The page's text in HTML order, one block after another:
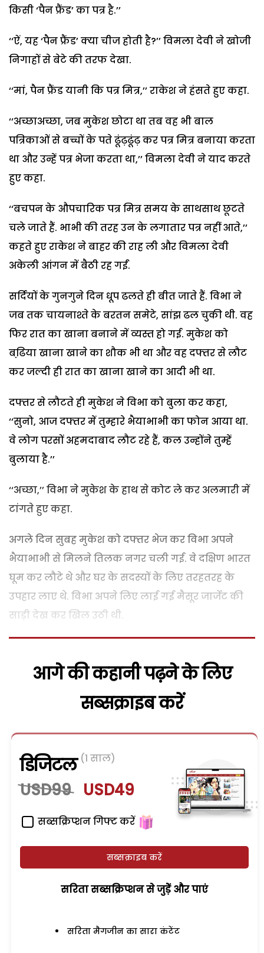
किसी ‘पैन फ्रैंड’ का पत्र है.’’
‘‘ऐं, यह ‘पैन फ्रैंड’ क्या चीज होती है?’’ विमला देवी ने खोजी
निगाहों से बेटे की तरफ देखा.
‘‘मां, पैन फ्रैंड यानी कि पत्र मित्र,’’ राकेश ने हंसते हुए कहा.
‘‘अच्छाअच्छा, जब मुकेश छोटा था तब वह भी बाल
पत्रिकाओं से बच्चों के पते ढूंढ़ढूंढ़ कर पत्र मित्र बनाया करता
था और उन्हें पत्र भेजा करता था,’’ विमला देवी ने याद करते
हुए कहा.
‘‘बचपन के औपचारिक पत्र मित्र समय के साथसाथ छूटते
चले जाते हैं. भाभी की तरह उन के लगातार पत्र नहीं आते,’’
कहते हुए राकेश ने बाहर की राह ली और विमला देवी
अकेली आंगन में बैठी रह गईं.
सर्दियों के गुनगुने दिन धूप ढलते ही बीत जाते हैं. विभा ने
जब तक चायनाश्ते के बरतन समेटे, सांझ ढल चुकी थी. वह
फिर रात का खाना बनाने में व्यस्त हो गई. मुकेश को
बढि़या खाना खाने का शौक भी था और वह दफ्तर से लौट
कर जल्दी ही रात का खाना खाने का आदी भी था.
दफ्तर से लौटते ही मुकेश ने विभा को बुला कर कहा,
‘‘सुनो, आज दफ्तर में तुम्हारे भैयाभाभी का फोन आया था.
वे लोग परसों अहमदाबाद लौट रहे हैं, कल उन्होंने तुम्हें
बुलाया है.’’
‘‘अच्छा,’’ विभा ने मुकेश के हाथ से कोट ले कर अलमारी में
टांगते हुए कहा.
अगले दिन सुबह मुकेश को दफ्तर भेज कर विभा अपने
भैयाभाभी से मिलने तिलक नगर चली गई. वे दक्षिण भारत
घूम कर लौटे थे और घर के सदस्यों के लिए तरहतरह के
उपहार लाए थे. विभा अपने लिए लाई गई मैसूर जार्जेट की
साड़ी देख कर खिल उठी थी.
आगे की कहानी पढ़ने के लिए
सब्सक्राइब करें
डिजिटल (1 साल)
USD99 USD49
सब्सक्रिप्शन गिफ्ट करें
सब्सक्राइब करें
सरिता सब्सक्रिप्शन से जुड़ेें और पाएं
सरिता मैगजीन का सारा कंटेंट